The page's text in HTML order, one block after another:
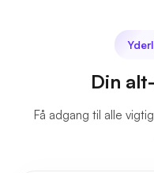
Din
Få adgang til alle